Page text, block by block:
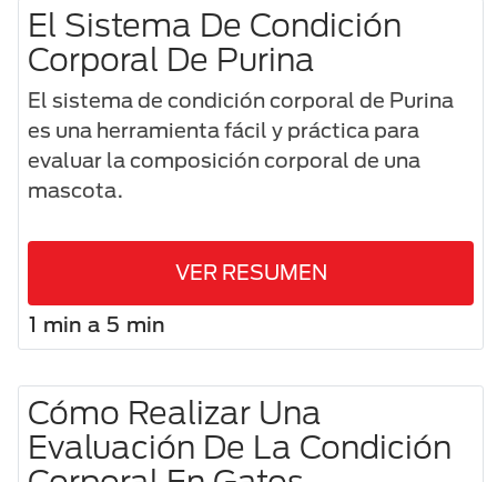
El Sistema De Condición
Corporal De Purina
El sistema de condición corporal de Purina
es una herramienta fácil y práctica para
evaluar la composición corporal de una
mascota.​
VER RESUMEN
1 min a 5 min
Cómo Realizar Una
Evaluación De La Condición